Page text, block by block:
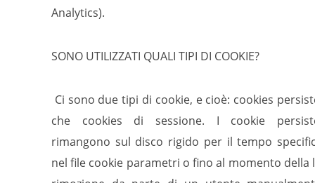
Analytics).
SONO UTILIZZATI QUALI TIPI DI COOKIE?
Ci sono due tipi di cookie, e cioè: cookies
che cookies di sessione. I cookie
rimangono sul disco rigido per il tempo
nel file cookie parametri o fino al momento della